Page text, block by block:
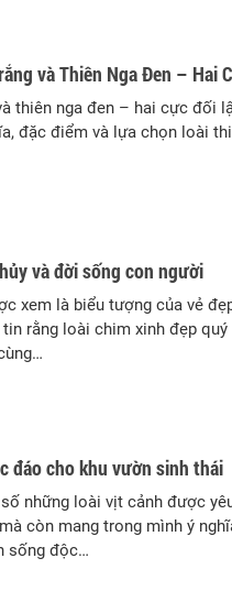
và Thiên Nga Đen – Hai
thiên nga đen – hai cực đối
đặc điểm và lựa chọn loài
và đời sống con người
xem là biểu tượng của vẻ
rằng loài chim xinh đẹp
đáo cho khu vườn sinh thái
những loài vịt cảnh được
còn mang trong mình ý
sống độc…